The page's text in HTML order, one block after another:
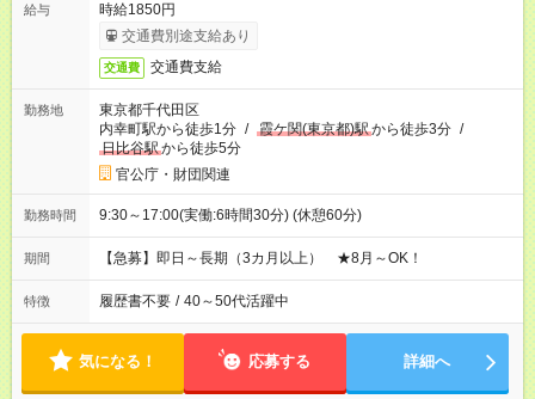
給与
時給1850円
交通費別途支給あり
交通費 交通費支給
勤務地
東京都千代田区
内幸町駅から徒歩1分 / 霞ケ関(東京都)駅から徒歩3分 /
日比谷駅から徒歩5分
官公庁・財団関連
勤務時間 9:30～17:00(実働:6時間30分) (休憩60分)
期間 【急募】即日～長期（3カ月以上） ★8月～OK！
特徴 履歴書不要 / 40～50代活躍中
気になる！ 応募する 詳細へ